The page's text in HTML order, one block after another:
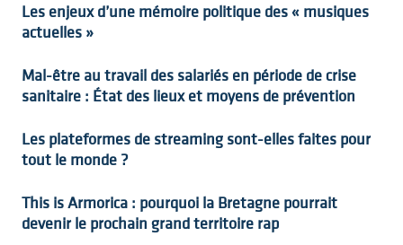
Les enjeux d’une mémoire politique des « musiques
actuelles »
Mal-être au travail des salariés en période de crise
sanitaire : État des lieux et moyens de prévention
Les plateformes de streaming sont-elles faites pour
tout le monde ?
This is Armorica : pourquoi la Bretagne pourrait
devenir le prochain grand territoire rap